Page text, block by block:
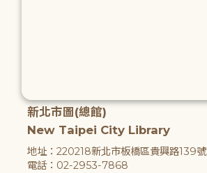
新北市圖(總館)
New Taipei City Library
地址：220218新北市板橋區貴興路139號
電話：02-2953-7868